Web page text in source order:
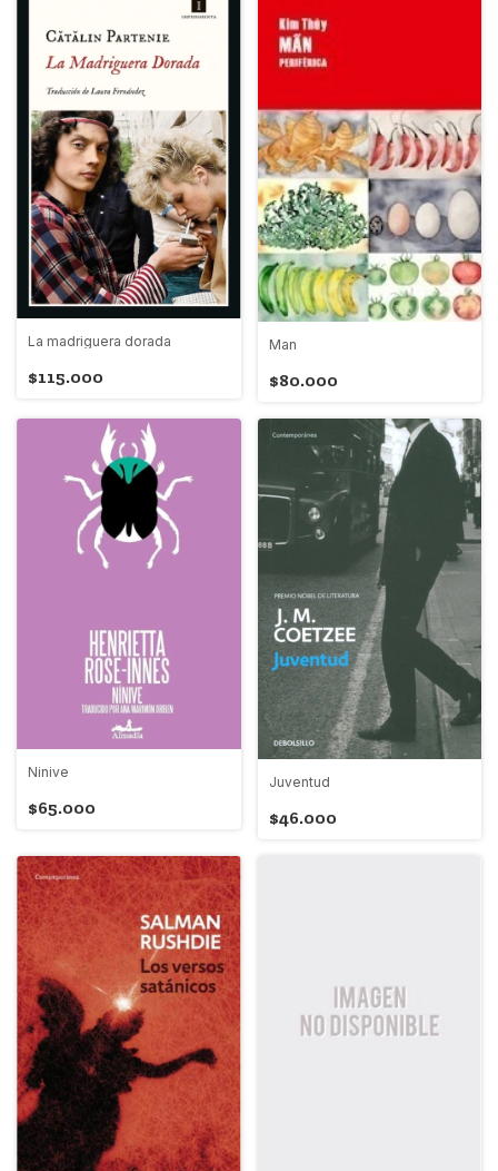
La madriguera dorada
$115.000
Man
$80.000
Ninive
$65.000
Juventud
$46.000